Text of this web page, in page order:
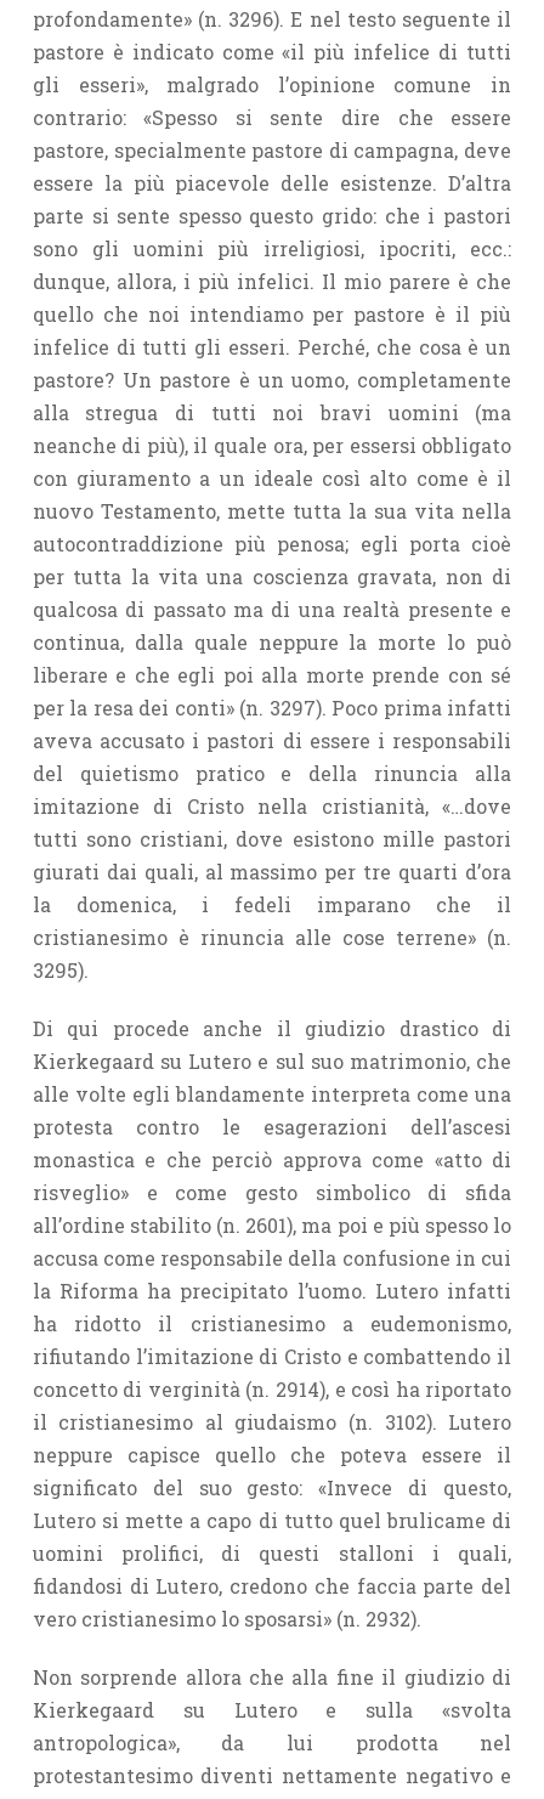
profondamente» (n. 3296). E nel testo seguente il
pastore è indicato come «il più infelice di tutti
gli esseri», malgrado l’opinione comune in
contrario: «Spesso si sente dire che essere
pastore, specialmente pastore di campagna, deve
essere la più piacevole delle esistenze. D’altra
parte si sente spesso questo grido: che i pastori
sono gli uomini più irreligiosi, ipocriti, ecc.:
dunque, allora, i più infelici. Il mio parere è che
quello che noi intendiamo per pastore è il più
infelice di tutti gli esseri. Perché, che cosa è un
pastore? Un pastore è un uomo, completamente
alla stregua di tutti noi bravi uomini (ma
neanche di più), il quale ora, per essersi obbligato
con giuramento a un ideale così alto come è il
nuovo Testamento, mette tutta la sua vita nella
autocontraddizione più penosa; egli porta cioè
per tutta la vita una coscienza gravata, non di
qualcosa di passato ma di una realtà presente e
continua, dalla quale neppure la morte lo può
liberare e che egli poi alla morte prende con sé
per la resa dei conti» (n. 3297). Poco prima infatti
aveva accusato i pastori di essere i responsabili
del quietismo pratico e della rinuncia alla
imitazione di Cristo nella cristianità, «…dove
tutti sono cristiani, dove esistono mille pastori
giurati dai quali, al massimo per tre quarti d’ora
la domenica, i fedeli imparano che il
cristianesimo è rinuncia alle cose terrene» (n.
3295).
Di qui procede anche il giudizio drastico di
Kierkegaard su Lutero e sul suo matrimonio, che
alle volte egli blandamente interpreta come una
protesta contro le esagerazioni dell’ascesi
monastica e che perciò approva come «atto di
risveglio» e come gesto simbolico di sfida
all’ordine stabilito (n. 2601), ma poi e più spesso lo
accusa come responsabile della confusione in cui
la Riforma ha precipitato l’uomo. Lutero infatti
ha ridotto il cristianesimo a eudemonismo,
rifiutando l’imitazione di Cristo e combattendo il
concetto di verginità (n. 2914), e così ha riportato
il cristianesimo al giudaismo (n. 3102). Lutero
neppure capisce quello che poteva essere il
significato del suo gesto: «Invece di questo,
Lutero si mette a capo di tutto quel brulicame di
uomini prolifici, di questi stalloni i quali,
fidandosi di Lutero, credono che faccia parte del
vero cristianesimo lo sposarsi» (n. 2932).
Non sorprende allora che alla fine il giudizio di
Kierkegaard su Lutero e sulla «svolta
antropologica», da lui prodotta nel
protestantesimo diventi nettamente negativo e